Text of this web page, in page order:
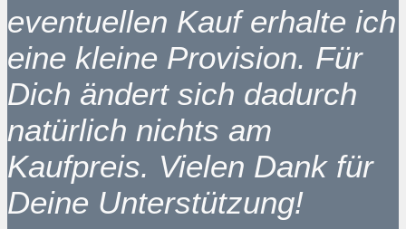
eventuellen Kauf erhalte ich
eine kleine Provision. Für
Dich ändert sich dadurch
natürlich nichts am
Kaufpreis. Vielen Dank für
Deine Unterstützung!